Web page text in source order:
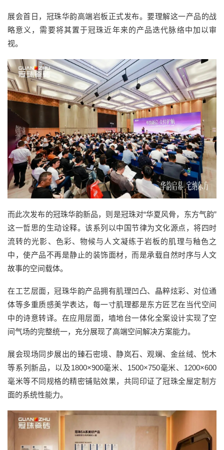
展会首日，冠珠华韵高端岩板正式发布。要理解这一产品的战
略意义，需要将其置于冠珠近年来的产品迭代脉络中加以审
视。
而此次发布的冠珠华韵新品，则是冠珠对“华夏风骨，东方气韵”
这一哲思的生动诠释。该系列以中国节律为文化源点，将四时
流转的光影、色彩、物候与人文凝练于岩板的肌理与釉色之
中，使产品不再是静止的装饰面材，而是承载自然时序与人文
故事的空间载体。
在工艺层面，冠珠华韵产品拥有肌理凹凸、晶粹炫彩、对位通
体等多重质感美学表达，每一寸肌理都是东方匠艺在当代空间
中的诗意转译。在应用层面，墙地台一体化全案设计实现了空
间气场的完整统一，充分展现了高端空间解决方案能力。
展会现场同步展出的臻石密境、静岚石、观斓、金丝绒、悦木
等系列新品，以及1800×900毫米、1500×750毫米、1200×600
毫米等不同规格的精密铺贴效果，共同印证了冠珠全屋定制方
面的系统性能力。